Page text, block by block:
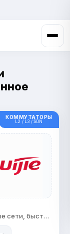
КОММУТАТОРЫ
L2 / L3 / SDN
Надёжные сети, быстрые решения